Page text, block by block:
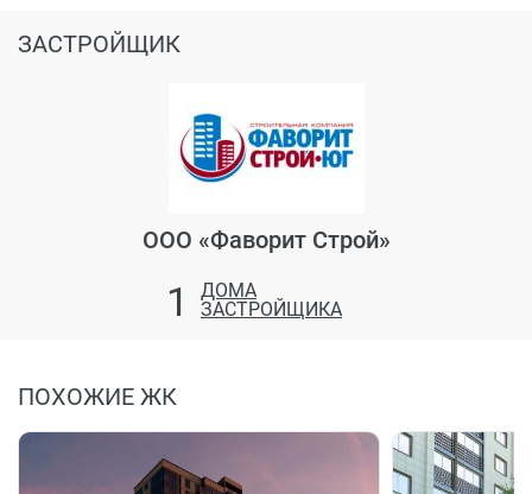
ЗАСТРОЙЩИК
ООО «Фаворит Строй»
1
ДОМА
ЗАСТРОЙЩИКА
ПОХОЖИЕ ЖК